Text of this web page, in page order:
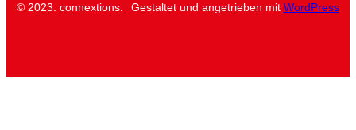
© 2023. connextions. Gestaltet und angetrieben mit WordPress